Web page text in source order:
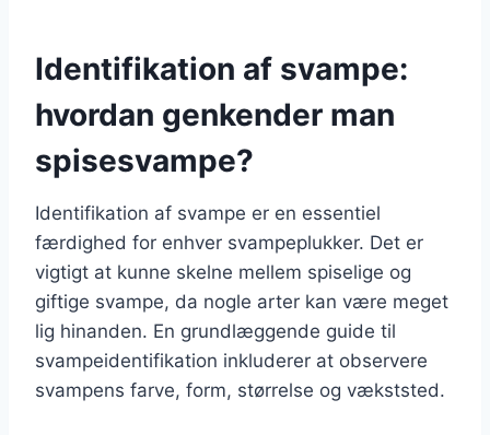
Identifikation af svampe:
hvordan genkender man
spisesvampe?
Identifikation af svampe er en essentiel
færdighed for enhver svampeplukker. Det er
vigtigt at kunne skelne mellem spiselige og
giftige svampe, da nogle arter kan være meget
lig hinanden. En grundlæggende guide til
svampeidentifikation inkluderer at observere
svampens farve, form, størrelse og vækststed.